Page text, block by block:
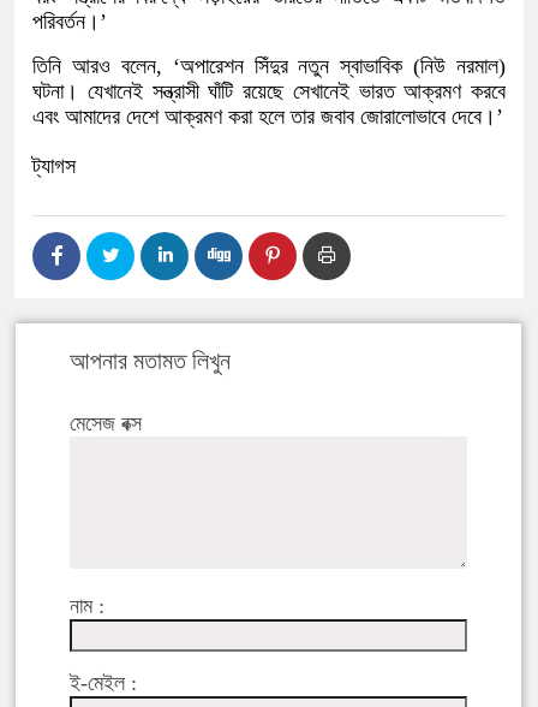
পরিবর্তন।’
তিনি আরও বলেন, ‘অপারেশন সিঁদুর নতুন স্বাভাবিক (নিউ নরমাল)
ঘটনা। যেখানেই সন্ত্রাসী ঘাঁটি রয়েছে সেখানেই ভারত আক্রমণ করবে
এবং আমাদের দেশে আক্রমণ করা হলে তার জবাব জোরালোভাবে দেবে।’
ট্যাগস
আপনার মতামত লিখুন
মেসেজ বক্স
নাম :
ই-মেইল :